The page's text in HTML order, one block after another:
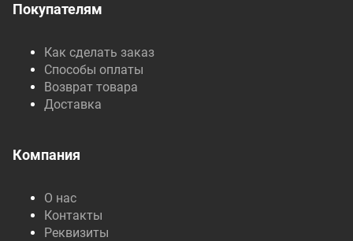
Покупателям
Как сделать заказ
Способы оплаты
Возврат товара
Доставка
Компания
О нас
Контакты
Реквизиты